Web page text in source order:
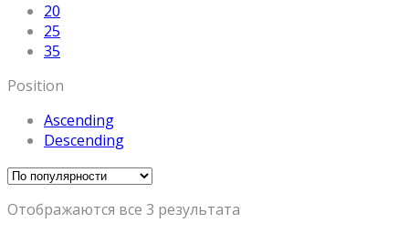
20
25
35
Position
Ascending
Descending
Отображаются все 3 результата